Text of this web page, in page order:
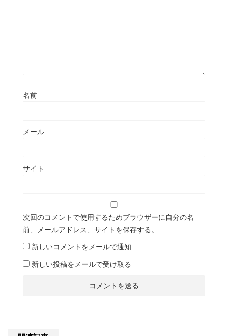
名前
メール
サイト
次回のコメントで使用するためブラウザーに自分の名
前、メールアドレス、サイトを保存する。
新しいコメントをメールで通知
新しい投稿をメールで受け取る